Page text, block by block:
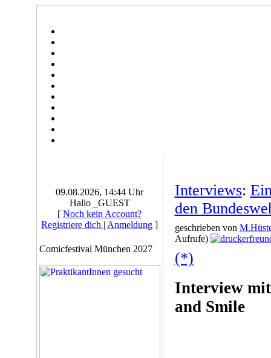
09.08.2026, 14:44 Uhr
Hallo _GUEST
[ Noch kein Account?
Registriere dich | Anmeldung ]
Comicfestival München 2027
Interviews:
den
geschrieben von
Aufrufe)
(*)
Interview
and Smile